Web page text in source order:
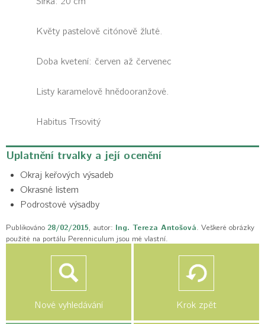
Květy pastelově citónově žluté.
Doba kvetení: červen až červenec
Listy karamelově hnědooranžové.
Habitus Trsovitý
Uplatnění trvalky a její ocenění
Okraj keřových výsadeb
Okrasné listem
Podrostové výsadby
Publikováno 28/02/2015, autor: Ing. Tereza Antošová. Veškeré obrázky
použité na portálu Perenniculum jsou mé vlastní.
Nové vyhledávání Krok zpět